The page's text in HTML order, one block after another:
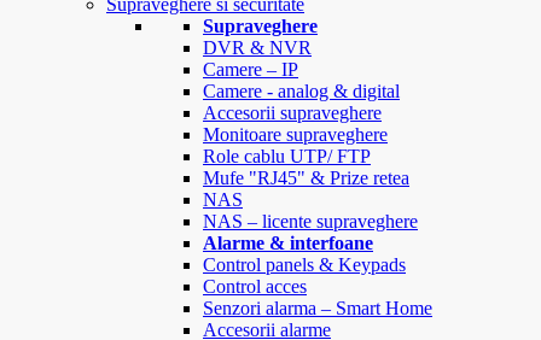
Supraveghere si securitate
Supraveghere
DVR & NVR
Camere – IP
Camere - analog & digital
Accesorii supraveghere
Monitoare supraveghere
Role cablu UTP/ FTP
Mufe "RJ45" & Prize retea
NAS
NAS – licente supraveghere
Alarme & interfoane
Control panels & Keypads
Control acces
Senzori alarma – Smart Home
Accesorii alarme